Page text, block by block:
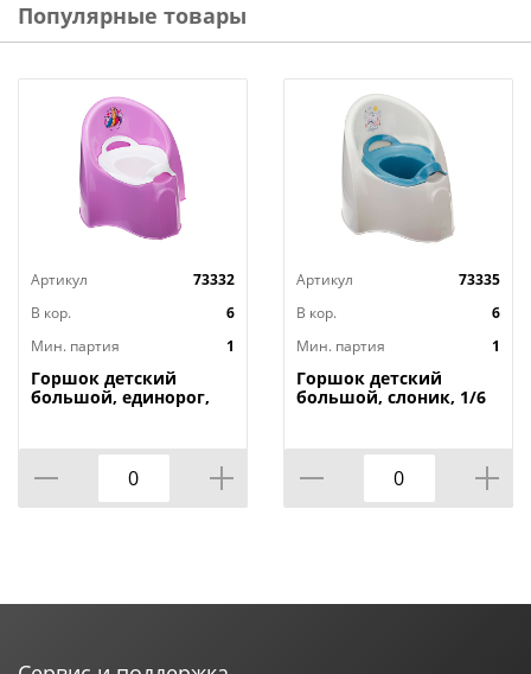
Популярные товары
Артикул
73332
В кор.
6
Мин. партия
1
Горшок детский
большой, единорог,
Артикул
73335
В кор.
6
Мин. партия
1
Горшок детский
большой, слоник, 1/6